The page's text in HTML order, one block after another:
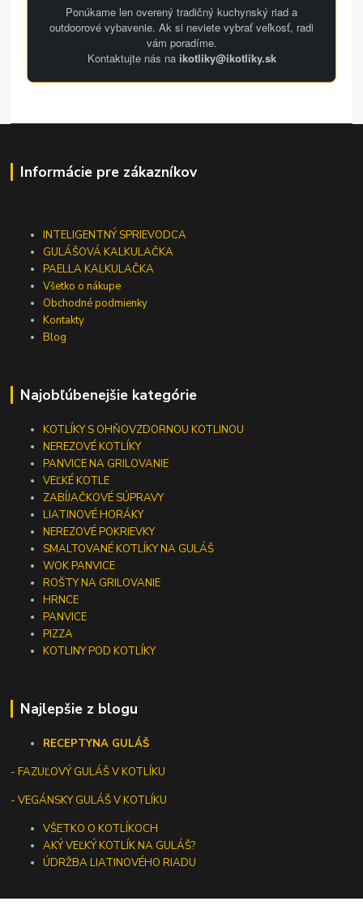
Ponúkame len overený tradičný kuchynský riad a
outdoorové vybavenie. Ak si neviete vybrať veľkosť, radi
vám poradíme.
Kontaktujte nás na ikotliky@ikotliky.sk
Informácie pre zákazníkov
INTELIGENTNÝ SPRIEVODCA
GULÁŠOVÁ KALKULAČKA
PAELLA KALKULAČKA
Všetko o nákupe
Obchodné podmienky
Kontakty
Blog
Najobľúbenejšie kategórie
KOTLÍKY S OHŇOVZDORNOU KOTLINOU
NEREZOVÉ KOTLÍKY
PANVICE NA GRILOVANIE
VEĽKÉ KOTLE
ZABÍJAČKOVÉ SÚPRAVY
LIATINOVÉ HORÁKY
NEREZOVÉ POKRIEVKY
SMALTOVANÉ KOTLÍKY NA GULÁŠ
WOK PANVICE
ROŠTY NA GRILOVANIE
HRNCE
PANVICE
PIZZA
KOTLINY POD KOTLÍKY
Najlepšie z blogu
RECEPTYNA GULÁŠ
-FAZUĽOVÝ GULÁŠ V KOTLÍKU
- VEGÁNSKY GULÁŠ V KOTLÍKU
VŠETKO O KOTLÍKOCH
AKÝ VEĽKÝ KOTLÍK NA GULÁŠ?
ÚDRŽBA LIATINOVÉHO RIADU